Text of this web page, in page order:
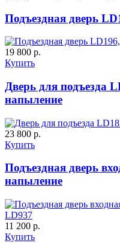
Подъездная дверь
19 800 р.
Купить
Дверь для подъезда
напыление
23 800 р.
Купить
Подъездная дверь
напыление
LD937
11 200 р.
Купить